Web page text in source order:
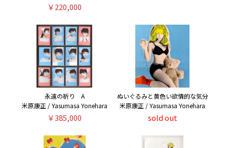
￥220,000
永遠の祈り A
米原康正 / Yasumasa Yonehara
￥385,000
ぬいぐるみと黄色い欲情的な気分
米原康正 / Yasumasa Yonehara
sold out